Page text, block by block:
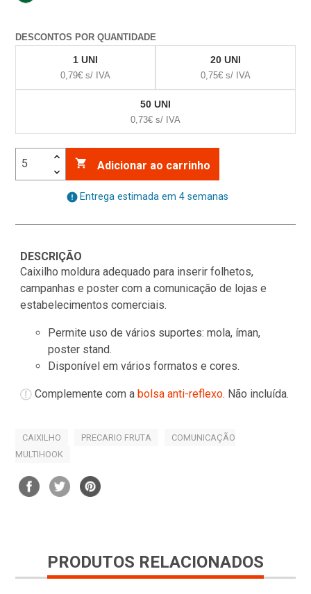
DESCONTOS POR QUANTIDADE
1 UNI
0,79€ s/ IVA
20 UNI
0,75€ s/ IVA
50 UNI
0,73€ s/ IVA
 Adicionar ao carrinho
error Entrega estimada em 4 semanas
DESCRIÇÃO
Caixilho moldura adequado para inserir folhetos,
campanhas e poster com a comunicação de lojas e
estabelecimentos comerciais.
Permite uso de vários suportes: mola, íman,
poster stand.
Disponível em vários formatos e cores.
Complemente com a bolsa anti-reflexo. Não incluída.
CAIXILHO PRECARIO FRUTA
COMUNICAÇÃO
MULTIHOOK
PRODUTOS RELACIONADOS